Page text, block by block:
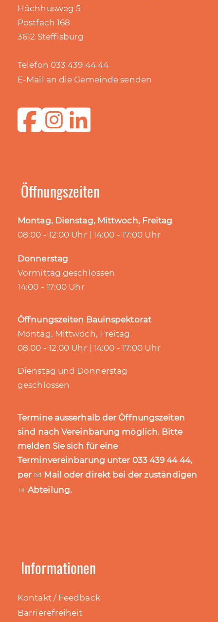
Höchhusweg 5
Postfach 168
3612 Steffisburg
Telefon 033 439 44 44
E-Mail an die Gemeinde senden
Öffnungszeiten
Montag, Dienstag, Mittwoch, Freitag
08:00 - 12:00 Uhr | 14:00 - 17:00 Uhr
Donnerstag
Vormittag geschlossen
14:00 - 17:00 Uhr
Öffnungszeiten Bauinspektorat
Montag, Mittwoch, Freitag
08.00 - 12.00 Uhr | 14:00 - 17:00 Uhr
Dienstag und Donnerstag
geschlossen
Termine ausserhalb der Öffnungszeiten
sind nach Vereinbarung möglich. Bitte
melden Sie sich für eine
Terminvereinbarung unter 033 439 44 44,
per
Mail oder direkt bei der zuständigen
Abteilung.
Informationen
Kontakt / Feedback
Barrierefreiheit